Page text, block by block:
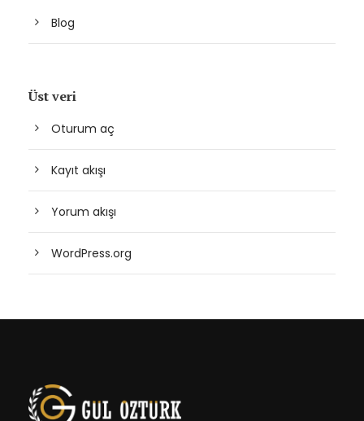
Blog
Üst veri
Oturum aç
Kayıt akışı
Yorum akışı
WordPress.org